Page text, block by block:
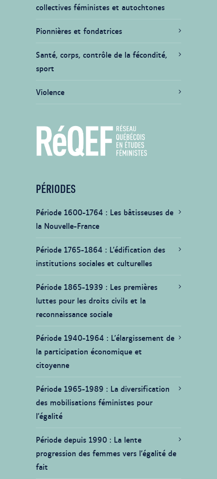
collectives féministes et autochtones
Pionnières et fondatrices
Santé, corps, contrôle de la fécondité,
sport
Violence
PÉRIODES
Période 1600-1764
Les bâtisseuses de
la Nouvelle-France
Période 1765-1864
L’édification des
institutions sociales et culturelles
Période 1865-1939
Les premières
luttes pour les droits civils et la
reconnaissance sociale
Période 1940-1964
L’élargissement de
la participation économique et
citoyenne
Période 1965-1989
La diversification
des mobilisations féministes pour
l’égalité
Période depuis 1990 La lente
progression des femmes vers l’égalité de
fait